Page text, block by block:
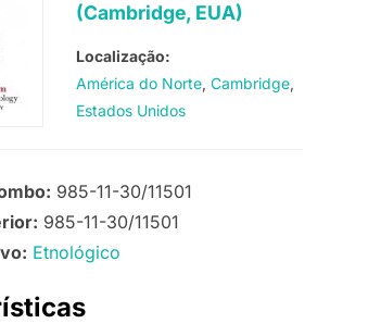
(Cambridge, EUA)
Localização:
América do Norte Cambridge
Estados Unidos
985-11-30/11501
985-11-30/11501
Etnológico